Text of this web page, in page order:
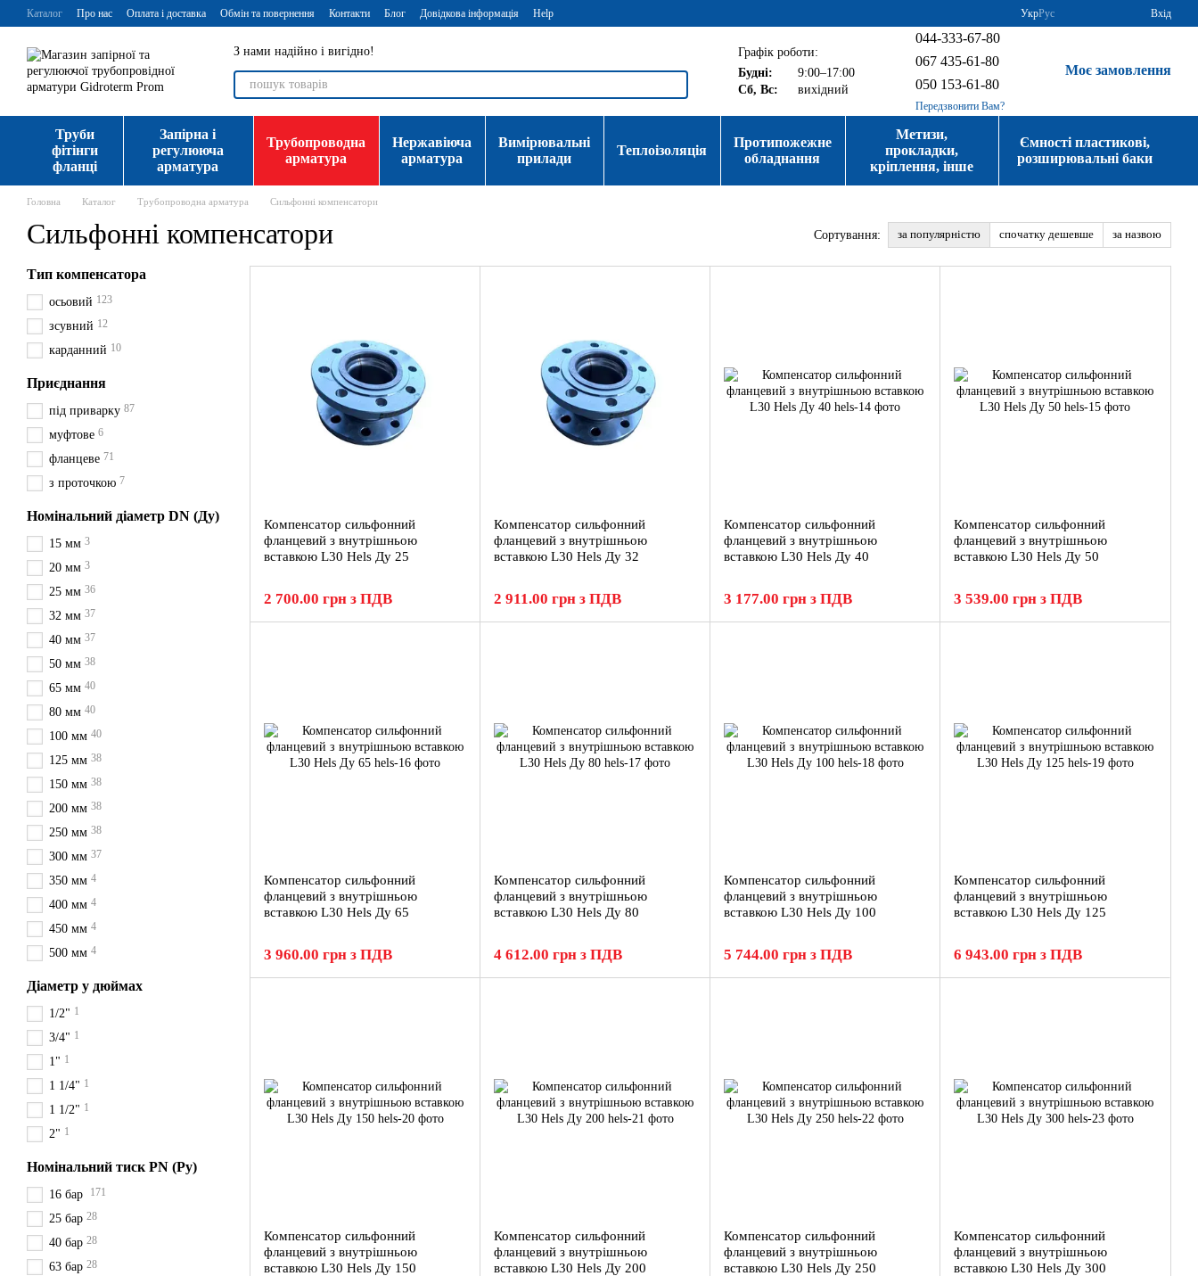
Перейти до основного контенту
Каталог Про нас Оплата і доставка Обмін та повернення Контакти Блог Довідкова інформація Help УкрРус Вхід
З нами надійно і вигідно!
Графік роботи:
Будні:
9:00–17:00
Сб, Вс:
вихідний
044-333-67-80
067 435-61-80
050 153-61-80
Передзвонити Вам?
Моє замовлення
Труби
фітінги
фланці
Запірна і
регулююча
арматура
Трубопроводна
арматура
Нержавіюча
арматура
Вимірювальні
прилади
Теплоізоляція
Протипожежне
обладнання
Метизи,
прокладки,
кріплення, інше
Ємності пластикові,
розширювальні баки
Головна Каталог Трубопроводна арматура Сильфонні компенсатори
Сильфонні компенсатори Сортування: за популярністю спочатку дешевше за назвою
Компенсатор сильфонний
фланцевий з внутрішньою
вставкою L30 Hels Ду 25
2 700.00 грн з ПДВ
Компенсатор сильфонний
фланцевий з внутрішньою
вставкою L30 Hels Ду 32
2 911.00 грн з ПДВ
Компенсатор сильфонний
фланцевий з внутрішньою
вставкою L30 Hels Ду 40
3 177.00 грн з ПДВ
Компенсатор сильфонний
фланцевий з внутрішньою
вставкою L30 Hels Ду 50
3 539.00 грн з ПДВ
Компенсатор сильфонний
фланцевий з внутрішньою
вставкою L30 Hels Ду 65
3 960.00 грн з ПДВ
Компенсатор сильфонний
фланцевий з внутрішньою
вставкою L30 Hels Ду 80
4 612.00 грн з ПДВ
Компенсатор сильфонний
фланцевий з внутрішньою
вставкою L30 Hels Ду 100
5 744.00 грн з ПДВ
Компенсатор сильфонний
фланцевий з внутрішньою
вставкою L30 Hels Ду 125
6 943.00 грн з ПДВ
Компенсатор сильфонний
фланцевий з внутрішньою
вставкою L30 Hels Ду 150
Компенсатор сильфонний
фланцевий з внутрішньою
вставкою L30 Hels Ду 200
Компенсатор сильфонний
фланцевий з внутрішньою
вставкою L30 Hels Ду 250
Компенсатор сильфонний
фланцевий з внутрішньою
вставкою L30 Hels Ду 300
Тип компенсатора
осьовий 123
зсувний 12
карданний 10
Приєднання
під приварку 87
муфтове 6
фланцеве 71
з проточкою 7
Номінальний діаметр DN (Ду)
15 мм 3
20 мм 3
25 мм 36
32 мм 37
40 мм 37
50 мм 38
65 мм 40
80 мм 40
100 мм 40
125 мм 38
150 мм 38
200 мм 38
250 мм 38
300 мм 37
350 мм 4
400 мм 4
450 мм 4
500 мм 4
Діаметр у дюймах
1/2" 1
3/4" 1
1" 1
1 1/4" 1
1 1/2" 1
2" 1
Номінальний тиск PN (Ру)
16 бар 171
25 бар 28
40 бар 28
63 бар 28